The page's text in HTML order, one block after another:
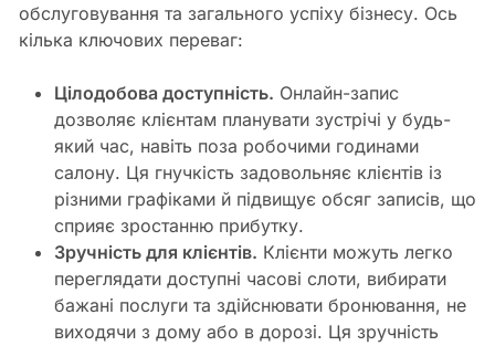
обслуговування та загального успіху бізнесу. Ось
кілька ключових переваг:
Цілодобова доступність. Онлайн-запис
дозволяє клієнтам планувати зустрічі у будь-
який час, навіть поза робочими годинами
салону. Ця гнучкість задовольняє клієнтів із
різними графіками й підвищує обсяг записів, що
сприяє зростанню прибутку.
Зручність для клієнтів. Клієнти можуть легко
переглядати доступні часові слоти, вибирати
бажані послуги та здійснювати бронювання, не
виходячи з дому або в дорозі. Ця зручність